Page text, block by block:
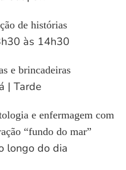
de histórias
às 14h30
e brincadeiras
| Tarde
e enfermagem com
“fundo do mar”
longo do dia